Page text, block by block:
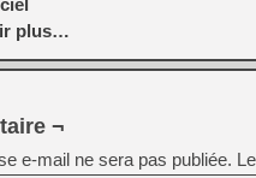
plus…
¬
e-mail ne sera pas publiée.